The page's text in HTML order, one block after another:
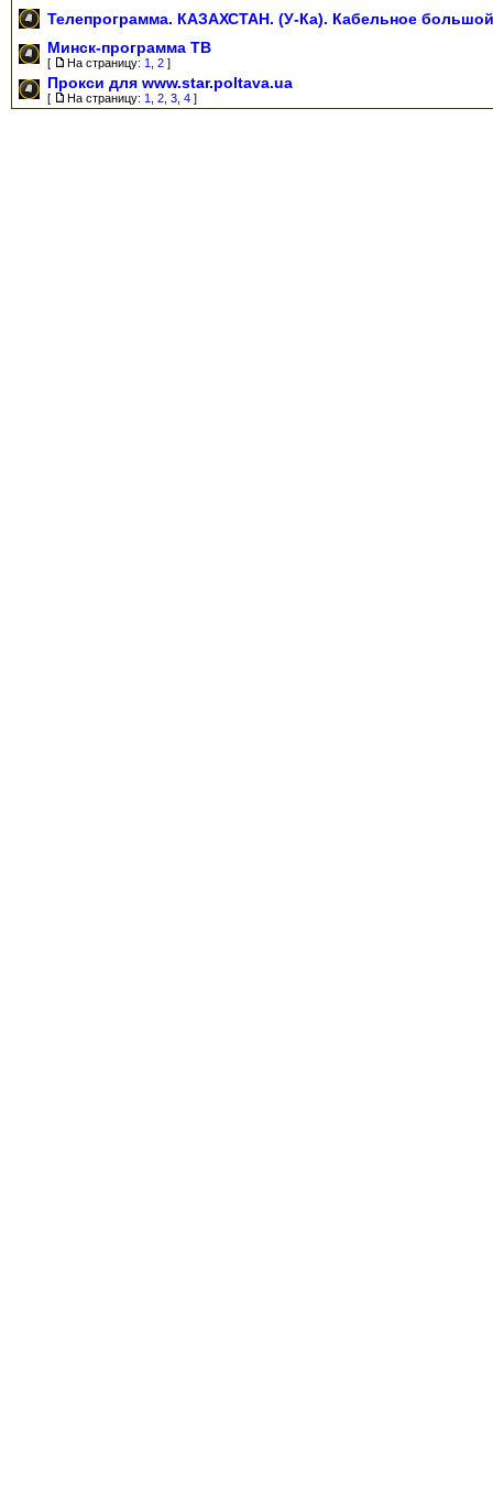
Телепрограмма. КАЗАХСТАН. (У-Ка). Кабельное большой
Минск-программа ТВ
[ На страницу: 1 2 ]
Прокси для www.star.poltava.ua
[ На страницу: 1 2 3 4 ]